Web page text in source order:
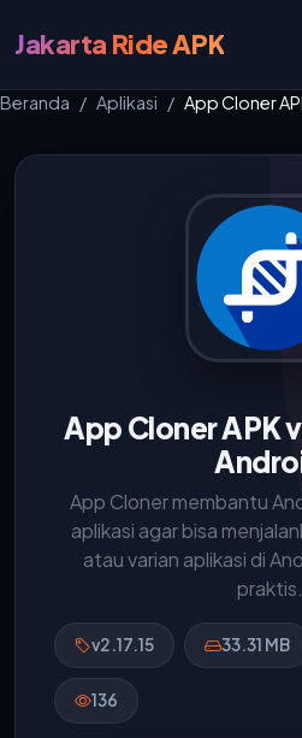
Jakarta Ride APK
Beranda Aplikasi App Cloner
App Cloner APK
App Cloner membantu
aplikasi agar bisa
atau varian aplikasi di
praktis.
v2.17.15 33.31 MB
136